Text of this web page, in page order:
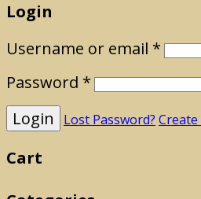
Login
Username or email *
Password *
Lost Password?
Cart